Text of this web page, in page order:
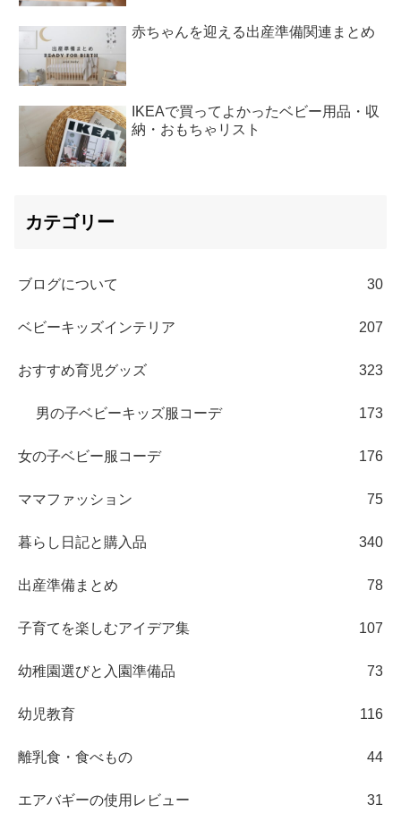
赤ちゃんを迎える出産準備関連まとめ
IKEAで買ってよかったベビー用品・収
納・おもちゃリスト
カテゴリー
ブログについて 30
ベビーキッズインテリア 207
おすすめ育児グッズ 323
男の子ベビーキッズ服コーデ 173
女の子ベビー服コーデ 176
ママファッション 75
暮らし日記と購入品 340
出産準備まとめ 78
子育てを楽しむアイデア集 107
幼稚園選びと入園準備品 73
幼児教育 116
離乳食・食べもの 44
エアバギーの使用レビュー 31